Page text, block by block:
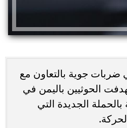
جوية بالتعاون مع
الحوثيين باليمن في
الجديدة التي